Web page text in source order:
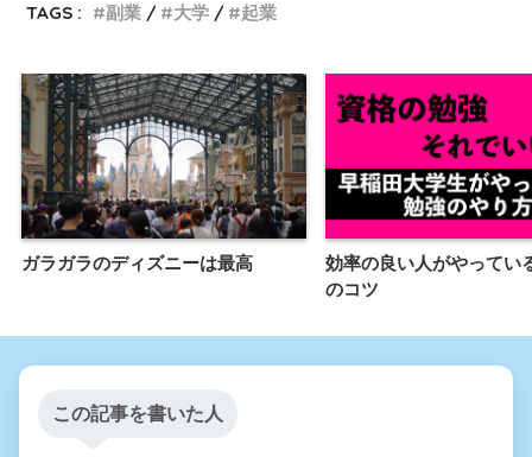
TAGS :
副業 大学 起業
ガラガラのディズニーは最高
効率の良い人がやってい
のコツ
この記事を書いた人